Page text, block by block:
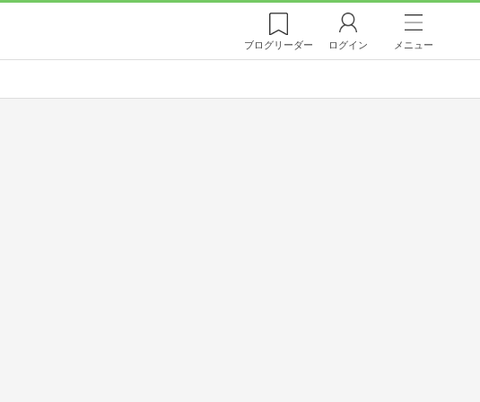
ブログリーダー ログイン メニュー